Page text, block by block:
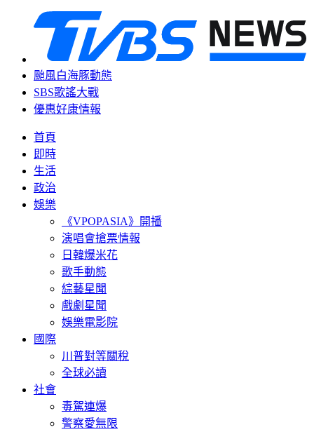
颱風白海豚動態
SBS歌謠大戰
優惠好康情報
首頁
即時
生活
政治
娛樂
《VPOPASIA》開播
演唱會搶票情報
日韓爆米花
歌手動態
綜藝星聞
戲劇星聞
娛樂電影院
國際
川普對等關稅
全球必讀
社會
毒駕連爆
警察愛無限